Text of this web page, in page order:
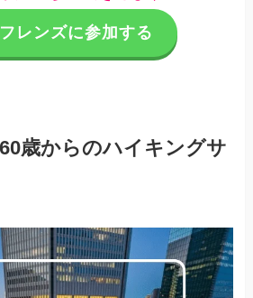
レンズに参加する
歳からのハイキングサ